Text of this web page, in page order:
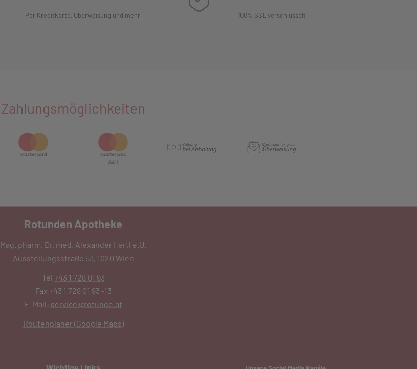
Per Kreditkarte, Überweisung und mehr 100% SSL verschlüsselt
Zahlungsmöglichkeiten
Rotunden Apotheke
Mag. pharm. Dr. med. Alexander Hartl e.U.
Ausstellungsstraße 53, 1020 Wien
Tel +43 1 728 01 93
Fax +43 1 728 01 93 -13
E-Mail: service@rotunde.at
Routenplaner (Google Maps)
Wichtige Links